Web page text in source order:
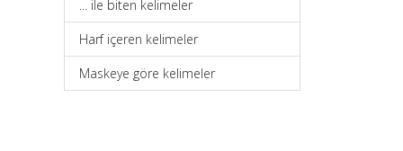
... ile biten kelimeler
Harf içeren kelimeler
Maskeye göre kelimeler